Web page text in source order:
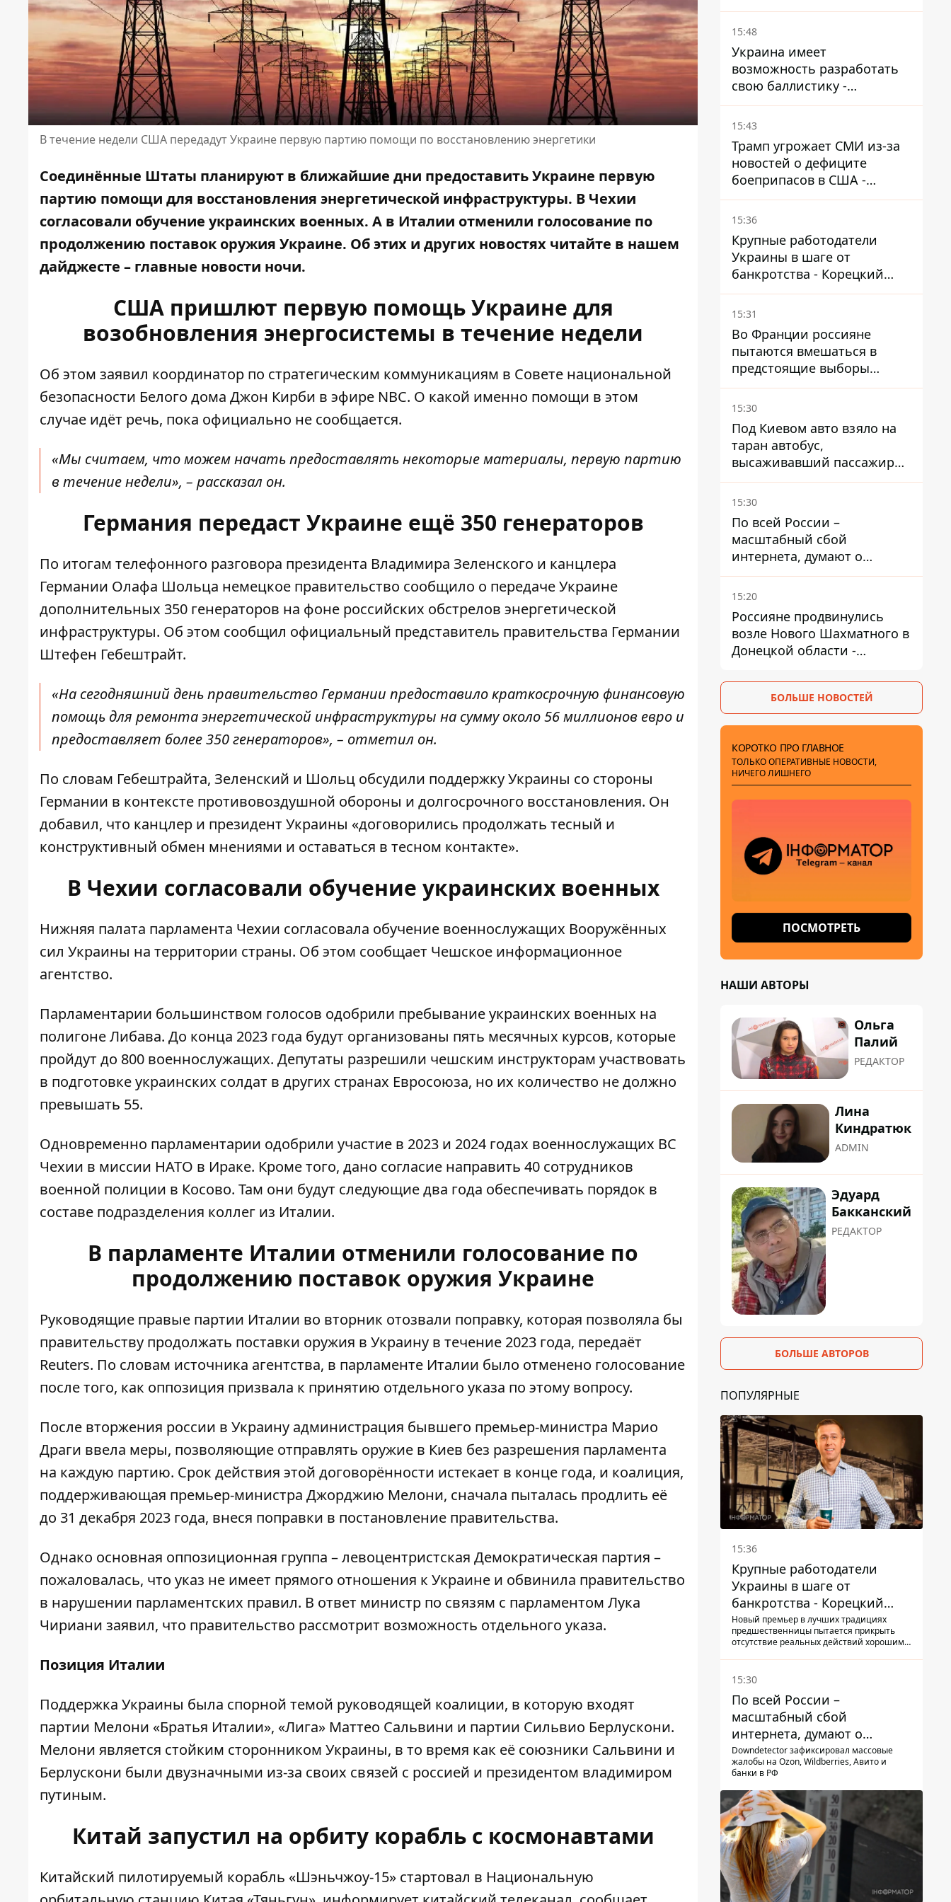
В течение недели США передадут Украине первую партию помощи по восстановлению энергетики
Соединённые Штаты планируют в ближайшие дни предоставить Украине первую
партию помощи для восстановления энергетической инфраструктуры. В Чехии
согласовали обучение украинских военных. А в Италии отменили голосование по
продолжению поставок оружия Украине. Об этих и других новостях читайте в нашем
дайджесте – главные новости ночи.
США пришлют первую помощь Украине для
возобновления энергосистемы в течение недели
Об этом заявил координатор по стратегическим коммуникациям в Совете национальной
безопасности Белого дома Джон Кирби в эфире NBC. О какой именно помощи в этом
случае идёт речь, пока официально не сообщается.
«Мы считаем, что можем начать предоставлять некоторые материалы, первую партию
в течение недели», – рассказал он.
Германия передаст Украине ещё 350 генераторов
По итогам телефонного разговора президента Владимира Зеленского и канцлера
Германии Олафа Шольца немецкое правительство сообщило о передаче Украине
дополнительных 350 генераторов на фоне российских обстрелов энергетической
инфраструктуры. Об этом сообщил официальный представитель правительства Германии
Штефен Гебештрайт.
«На сегодняшний день правительство Германии предоставило краткосрочную финансовую
помощь для ремонта энергетической инфраструктуры на сумму около 56 миллионов евро и
предоставляет более 350 генераторов», – отметил он.
По словам Гебештрайта, Зеленский и Шольц обсудили поддержку Украины со стороны
Германии в контексте противовоздушной обороны и долгосрочного восстановления. Он
добавил, что канцлер и президент Украины «договорились продолжать тесный и
конструктивный обмен мнениями и оставаться в тесном контакте».
В Чехии согласовали обучение украинских военных
Нижняя палата парламента Чехии согласовала обучение военнослужащих Вооружённых
сил Украины на территории страны. Об этом сообщает Чешское информационное
агентство.
Парламентарии большинством голосов одобрили пребывание украинских военных на
полигоне Либава. До конца 2023 года будут организованы пять месячных курсов, которые
пройдут до 800 военнослужащих. Депутаты разрешили чешским инструкторам участвовать
в подготовке украинских солдат в других странах Евросоюза, но их количество не должно
превышать 55.
Одновременно парламентарии одобрили участие в 2023 и 2024 годах военнослужащих ВС
Чехии в миссии НАТО в Ираке. Кроме того, дано согласие направить 40 сотрудников
военной полиции в Косово. Там они будут следующие два года обеспечивать порядок в
составе подразделения коллег из Италии.
В парламенте Италии отменили голосование по
продолжению поставок оружия Украине
Руководящие правые партии Италии во вторник отозвали поправку, которая позволяла бы
правительству продолжать поставки оружия в Украину в течение 2023 года, передаёт
Reuters. По словам источника агентства, в парламенте Италии было отменено голосование
после того, как оппозиция призвала к принятию отдельного указа по этому вопросу.
После вторжения россии в Украину администрация бывшего премьер-министра Марио
Драги ввела меры, позволяющие отправлять оружие в Киев без разрешения парламента
на каждую партию. Срок действия этой договорённости истекает в конце года, и коалиция,
поддерживающая премьер-министра Джорджию Мелони, сначала пыталась продлить её
до 31 декабря 2023 года, внеся поправки в постановление правительства.
Однако основная оппозиционная группа – левоцентристская Демократическая партия –
пожаловалась, что указ не имеет прямого отношения к Украине и обвинила правительство
в нарушении парламентских правил. В ответ министр по связям с парламентом Лука
Чириани заявил, что правительство рассмотрит возможность отдельного указа.
Позиция Италии
Поддержка Украины была спорной темой руководящей коалиции, в которую входят
партии Мелони «Братья Италии», «Лига» Маттео Сальвини и партии Сильвио Берлускони.
Мелони является стойким сторонником Украины, в то время как её союзники Сальвини и
Берлускони были двузначными из-за своих связей с россией и президентом владимиром
путиным.
Китай запустил на орбиту корабль с космонавтами
Китайский пилотируемый корабль «Шэньчжоу-15» стартовал в Национальную
назначен новый посол в
США
15:48
Украина имеет
возможность разработать
свою баллистику -
Зеленский назвал дату,
когда она появится
15:43
Трамп угрожает СМИ из-за
новостей о дефиците
боеприпасов в США -
обещает найти и
арестовать всех
15:36
Крупные работодатели
Украины в шаге от
банкротства - Корецкий
обещает им… новые склады
15:31
Во Франции россияне
пытаются вмешаться в
предстоящие выборы
президента благодаря
ботам
15:30
Под Киевом авто взяло на
таран автобус,
высаживавший пассажиров
на остановке - пассажир в
больнице
15:30
По всей России –
масштабный сбой
интернета, думают о
причинах
15:20
Россияне продвинулись
возле Нового Шахматного в
Донецкой области -
БОЛЬШЕ НОВОСТЕЙ
КОРОТКО ПРО ГЛАВНОЕ
ТОЛЬКО ОПЕРАТИВНЫЕ НОВОСТИ,
НИЧЕГО ЛИШНЕГО
ПОСМОТРЕТЬ
НАШИ АВТОРЫ
Ольга
Палий
РЕДАКТОР
Лина
Киндратюк
ADMIN
Эдуард
Бакканский
РЕДАКТОР
БОЛЬШЕ АВТОРОВ
ПОПУЛЯРНЫЕ
15:36
Крупные работодатели
Украины в шаге от
банкротства - Корецкий
обещает им… новые склады
Новый премьер в лучших традициях
предшественницы пытается прикрыть
отсутствие реальных действий хорошими
15:30
По всей России –
масштабный сбой
интернета, думают о
причинах
Downdetector зафиксировал массовые
жалобы на Ozon, Wildberries, Авито и
банки в РФ